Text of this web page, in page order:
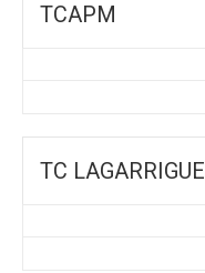
TCAPM
TC LAGARRIGUE